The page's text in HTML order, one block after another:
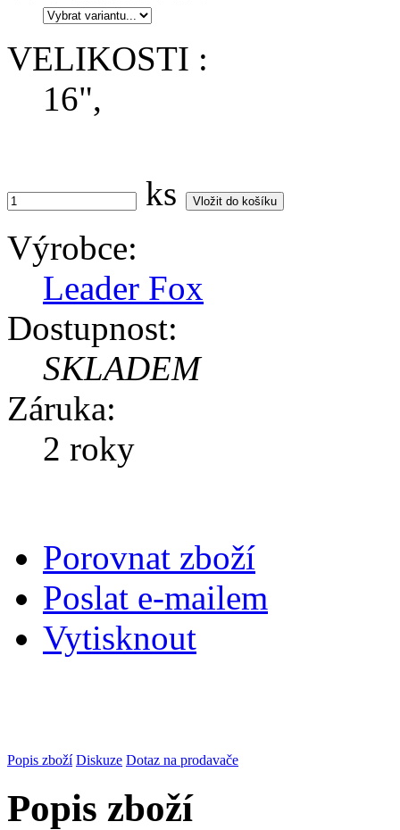
VELIKOSTI :
16",
ks
Výrobce:
Leader Fox
Dostupnost:
SKLADEM
Záruka:
2 roky
Porovnat zboží
Poslat e-mailem
Vytisknout
Popis zboží Diskuze Dotaz na prodavače
Popis zboží